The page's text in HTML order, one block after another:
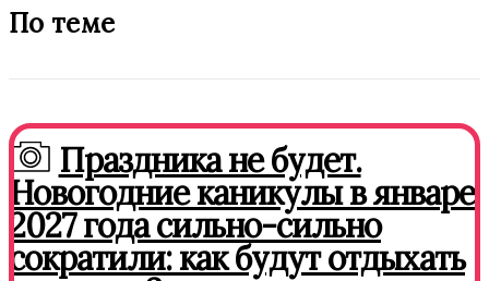
По теме
Праздника не будет.
Новогодние каникулы в январе
2027 года сильно-сильно
сократили: как будут отдыхать